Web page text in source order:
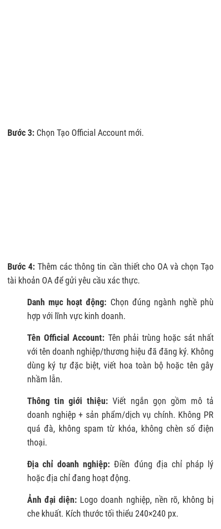
Bước 3: Chọn Tạo Official Account mới.
Bước 4: Thêm các thông tin cần thiết cho OA và chọn Tạo
tài khoản OA để gửi yêu cầu xác thực.
Danh mục hoạt động: Chọn đúng ngành nghề phù
hợp với lĩnh vực kinh doanh.
Tên Official Account: Tên phải trùng hoặc sát nhất
với tên doanh nghiệp/thương hiệu đã đăng ký. Không
dùng ký tự đặc biệt, viết hoa toàn bộ hoặc tên gây
nhầm lẫn.
Thông tin giới thiệu:Viết ngắn gọn gồm mô tả
doanh nghiệp + sản phẩm/dịch vụ chính. Không PR
quá đà, không spam từ khóa, không chèn số điện
thoại.
Địa chỉ doanh nghiệp: Điền đúng địa chỉ pháp lý
hoặc địa chỉ đang hoạt động.
Ảnh đại diện: Logo doanh nghiệp, nền rõ, không bị
che khuất. Kích thước tối thiểu 240×240 px.